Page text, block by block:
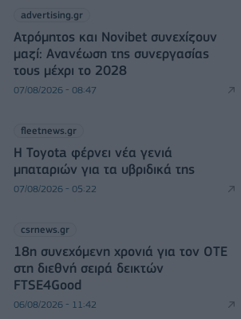
advertising.gr
Ατρόμητος και Novibet συνεχίζουν
μαζί: Ανανέωση της συνεργασίας
τους μέχρι το 2028
07/08/2026 - 08:47
fleetnews.gr
Η Toyota φέρνει νέα γενιά
μπαταριών για τα υβριδικά της
07/08/2026 - 05:22
csrnews.gr
18η συνεχόμενη χρονιά για τον ΟΤΕ
στη διεθνή σειρά δεικτών
FTSE4Good
06/08/2026 - 11:42